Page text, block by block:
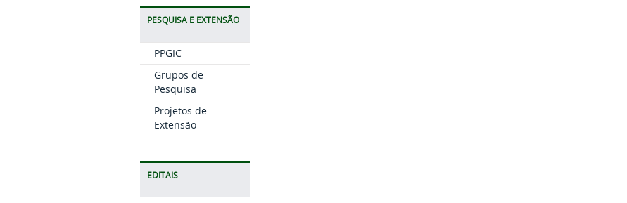
PESQUISA E EXTENSÃO
PPGIC
Grupos de
Pesquisa
Projetos de
Extensão
EDITAIS